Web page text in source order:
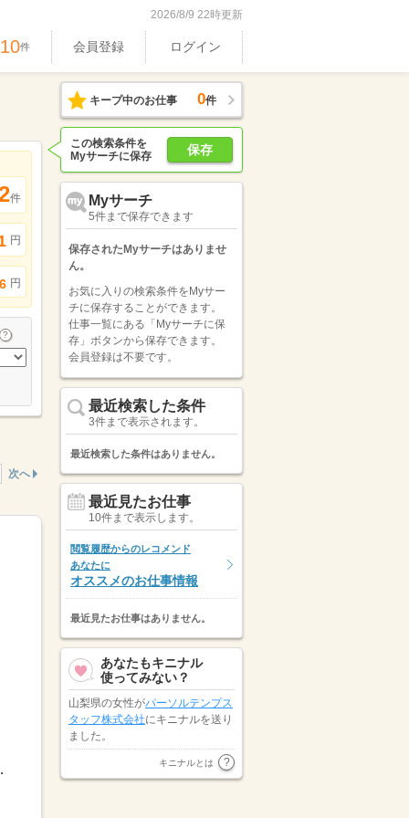
2026/8/9 22時更新
件 会員登録 ログイン
件
円
円
次へ
休み」「扶...
キープ中のお仕事 0件
保存
この検索条件を
Myサーチに保存
Myサーチ
5件まで保存できます
保存されたMyサーチはありませ
ん。
お気に入りの検索条件をMyサー
チに保存することができます。
仕事一覧にある「Myサーチに保
存」ボタンから保存できます。
会員登録は不要です。
最近検索した条件
3件まで表示されます。
最近検索した条件はありません。
最近見たお仕事
10件まで表示します。
閲覧履歴からのレコメンド
あなたに
オススメのお仕事情報
最近見たお仕事はありません。
あなたもキニナル
使ってみない？
山梨県の女性がパーソルテンプス
タッフ株式会社にキニナルを送り
ました。
パーソルテンプス
タッフ株式会社にキニナルを送り
キニナルとは